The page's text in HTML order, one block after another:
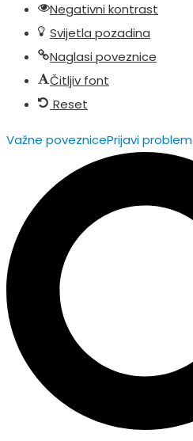
Negativni kontrast
Svijetla pozadina
Naglasi poveznice
Čitljiv font
Reset
Važne poveznicePrijavi problem